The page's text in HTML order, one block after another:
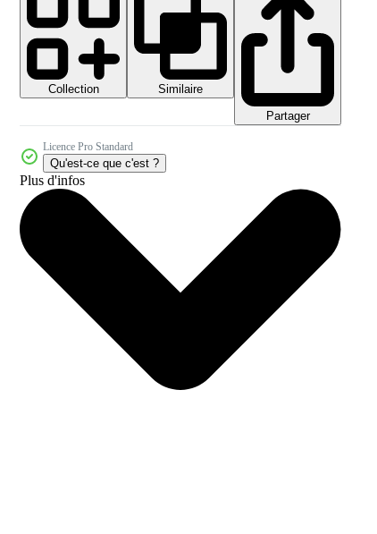
Collection
Similaire
Partager
Licence Pro Standard
Qu'est-ce que c'est ?
Plus d'infos